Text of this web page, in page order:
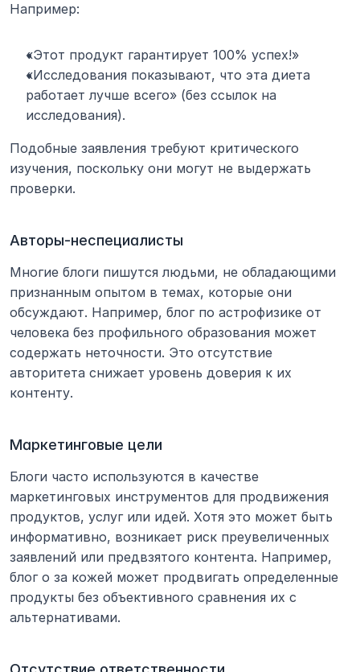
Например:
«Этот продукт гарантирует 100% успех!»
«Исследования показывают, что эта диета
работает лучше всего» (без ссылок на
исследования).
Подобные заявления требуют критического
изучения, поскольку они могут не выдержать
проверки.
Авторы-неспециалисты
Многие блоги пишутся людьми, не обладающими
признанным опытом в темах, которые они
обсуждают. Например, блог по астрофизике от
человека без профильного образования может
содержать неточности. Это отсутствие
авторитета снижает уровень доверия к их
контенту.
Маркетинговые цели
Блоги часто используются в качестве
маркетинговых инструментов для продвижения
продуктов, услуг или идей. Хотя это может быть
информативно, возникает риск преувеличенных
заявлений или предвзятого контента. Например,
блог о за кожей может продвигать определенные
продукты без объективного сравнения их с
альтернативами.